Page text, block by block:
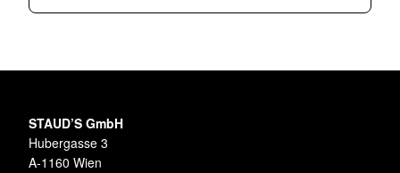
STAUD’S GmbH
Hubergasse 3
A-1160 Wien